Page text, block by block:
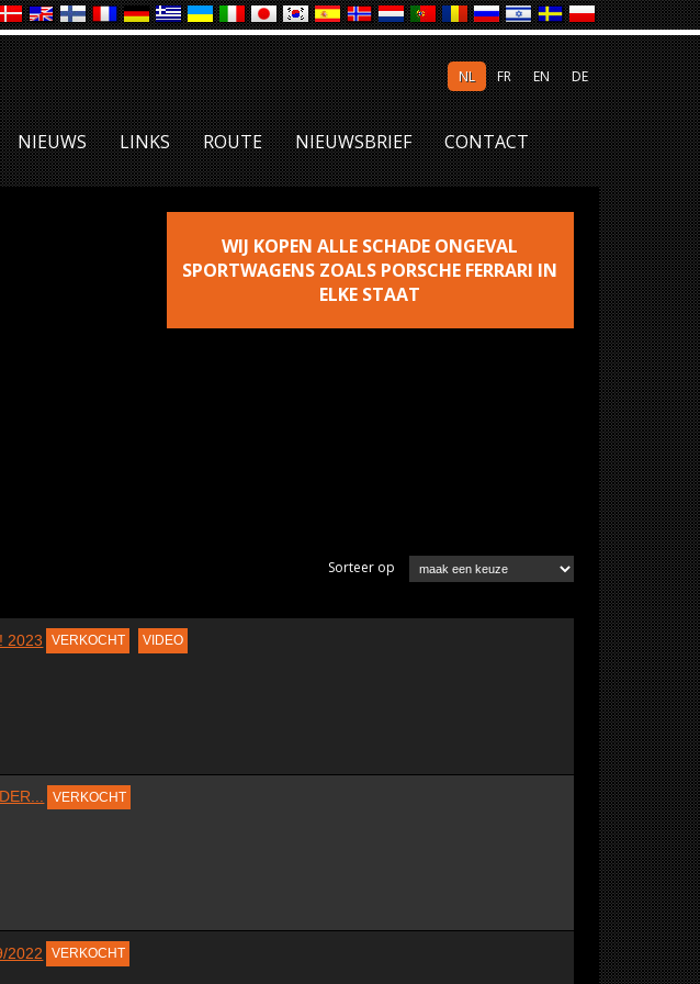
NL FR EN DE
NIEUWS LINKS ROUTE NIEUWSBRIEF CONTACT
WIJ KOPEN ALLE SCHADE ONGEVAL
SPORTWAGENS ZOALS PORSCHE FERRARI IN
ELKE STAAT
Sorteer op
2023 VERKOCHT VIDEO
VERKOCHT
2022 VERKOCHT